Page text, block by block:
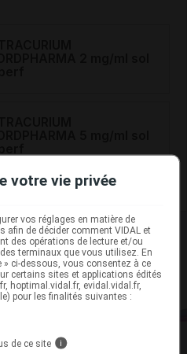
votre vie privée
vos réglages en matière de
de décider comment VIDAL et
des opérations de lecture et/ou
terminaux que vous utilisez. En
» ci-dessous, vous consentez à ce
certains sites et applications édités
hoptimal.vidal.fr, evidal.vidal.fr,
pour les finalités suivantes :
de ce site i